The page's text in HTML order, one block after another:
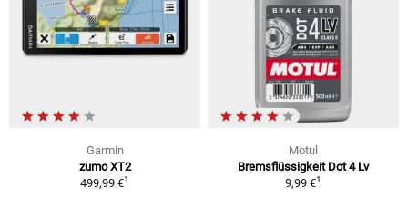
Garmin
zumo XT2
499,99 €1
Motul
Bremsflüssigkeit Dot 4 Lv
9,99 €1